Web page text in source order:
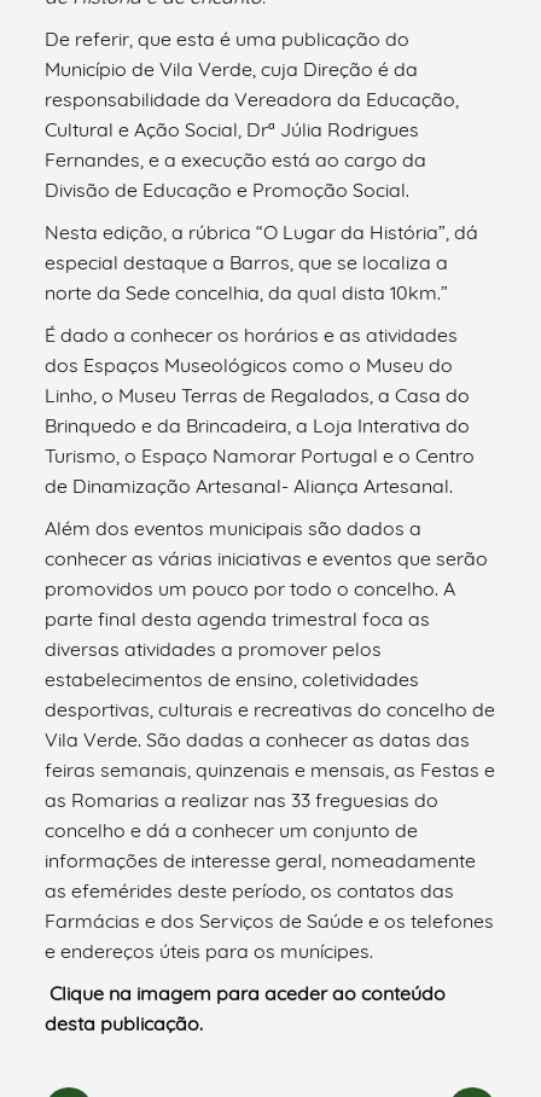
De referir, que esta é uma publicação do
Município de Vila Verde, cuja Direção é da
responsabilidade da Vereadora da Educação,
Cultural e Ação Social, Drª Júlia Rodrigues
Fernandes, e a execução está ao cargo da
Divisão de Educação e Promoção Social.
Nesta edição, a rúbrica “O Lugar da História”, dá
especial destaque a Barros, que se localiza a
norte da Sede concelhia, da qual dista 10km.”
É dado a conhecer os horários e as atividades
dos Espaços Museológicos como o Museu do
Linho, o Museu Terras de Regalados, a Casa do
Brinquedo e da Brincadeira, a Loja Interativa do
Turismo, o Espaço Namorar Portugal e o Centro
de Dinamização Artesanal- Aliança Artesanal.
Além dos eventos municipais são dados a
conhecer as várias iniciativas e eventos que serão
promovidos um pouco por todo o concelho. A
parte final desta agenda trimestral foca as
diversas atividades a promover pelos
estabelecimentos de ensino, coletividades
desportivas, culturais e recreativas do concelho de
Vila Verde. São dadas a conhecer as datas das
feiras semanais, quinzenais e mensais, as Festas e
as Romarias a realizar nas 33 freguesias do
concelho e dá a conhecer um conjunto de
informações de interesse geral, nomeadamente
as efemérides deste período, os contatos das
Farmácias e dos Serviços de Saúde e os telefones
e endereços úteis para os munícipes.
Clique na imagem para aceder ao conteúdo
desta publicação.